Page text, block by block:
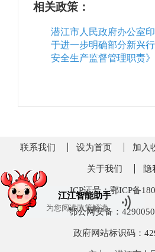
江江智能助手
为您阅读政策解读
相关政策：
潜江市人民政府办公室
于进一步明确部分新兴
安全生产监督管理职责
联系我们 设为首页 加入
关于我们 隐
ICP证号：鄂ICP备
鄂公网安备：
政府网站标识码：